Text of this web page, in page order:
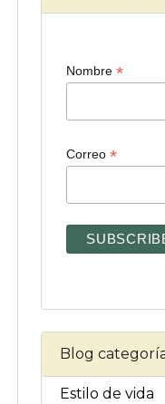
Nombre*
Correo*
Blog
Estilo de vida